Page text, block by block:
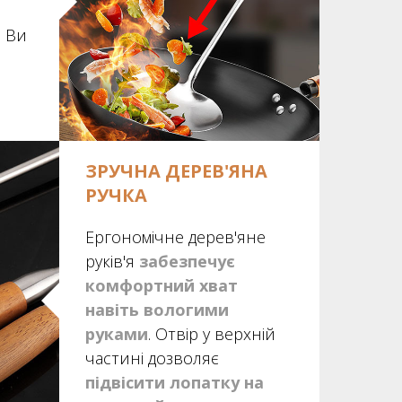
Ви
ЗРУЧНА ДЕРЕВ'ЯНА
РУЧКА
Ергономічне дерев'яне
руків'я забезпечує
комфортний хват
навіть вологими
руками. Отвір у верхній
частині дозволяє
підвісити лопатку на